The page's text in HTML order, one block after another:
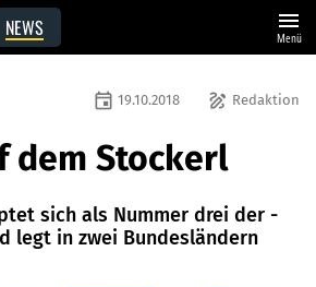
NEWS menu
Menü
draw Redaktion
event 19.10.2018
dem Stockerl
sich als Nummer drei der
legt in zwei Bundesländern